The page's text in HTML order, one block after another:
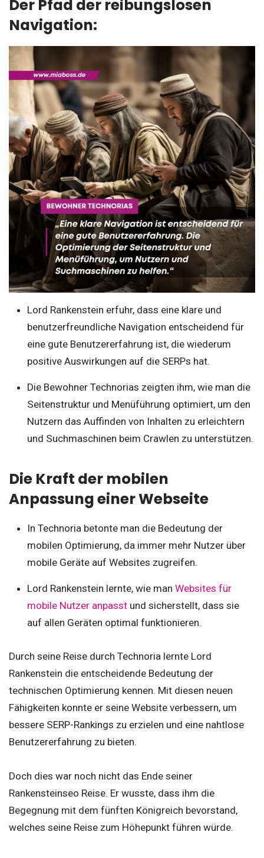
Der Pfad der reibungslosen
Navigation:
Lord Rankenstein erfuhr, dass eine klare und
benutzerfreundliche Navigation entscheidend für
eine gute Benutzererfahrung ist, die wiederum
positive Auswirkungen auf die SERPs hat.
Die Bewohner Technorias zeigten ihm, wie man die
Seitenstruktur und Menüführung optimiert, um den
Nutzern das Auffinden von Inhalten zu erleichtern
und Suchmaschinen beim Crawlen zu unterstützen.
Die Kraft der mobilen
Anpassung einer Webseite
In Technoria betonte man die Bedeutung der
mobilen Optimierung, da immer mehr Nutzer über
mobile Geräte auf Websites zugreifen.
Lord Rankenstein lernte, wie man Websites für
mobile Nutzer anpasstund sicherstellt, dass sie
auf allen Geräten optimal funktionieren.
Durch seine Reise durch Technoria lernte Lord
Rankenstein die entscheidende Bedeutung der
technischen Optimierung kennen. Mit diesen neuen
Fähigkeiten konnte er seine Website verbessern, um
bessere SERP-Rankings zu erzielen und eine nahtlose
Benutzererfahrung zu bieten.
Doch dies war noch nicht das Ende seiner
Rankensteinseo Reise. Er wusste, dass ihm die
Begegnung mit dem fünften Königreich bevorstand,
welches seine Reise zum Höhepunkt führen würde.